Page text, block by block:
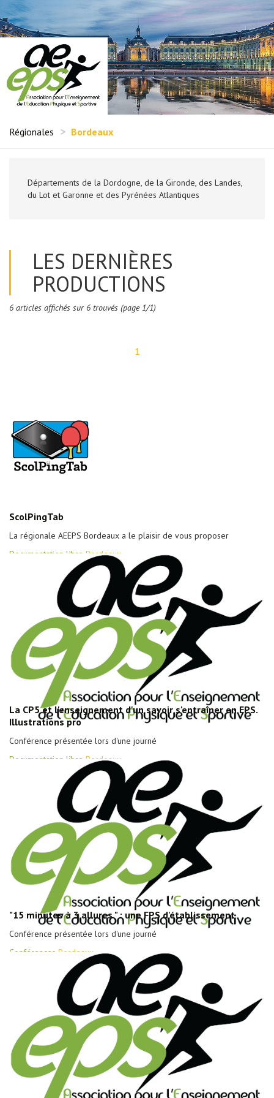
Régionales Bordeaux
Départements de la Dordogne, de la Gironde, des Landes,
du Lot et Garonne et des Pyrénées Atlantiques
LES DERNIÈRES
PRODUCTIONS
6 articles affichés sur 6 trouvés (page 1/1)
1
ScolPingTab
La régionale AEEPS Bordeaux a le plaisir de vous proposer
Documentation libre Bordeaux
La CP5 et l'enseignement d'un savoir s'entraîner en EPS.
Illustrations pro
Conférence présentée lors d'une journé
Documentation libre Bordeaux
"15 minutes à 3 allures " : une FPS d'établissement
Conférence présentée lors d'une journé
Conférences Bordeaux